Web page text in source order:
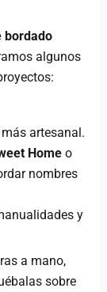
bordado
algunos
artesanal.
Home o
nombres
y
a mano,
sobre